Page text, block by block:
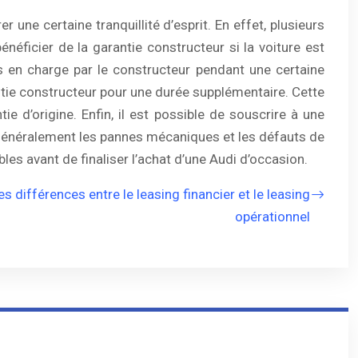
une certaine tranquillité d’esprit. En effet, plusieurs
de la garantie constructeur si la voiture est
charge par le constructeur pendant une certaine
constructeur pour une durée supplémentaire. Cette
d’origine. Enfin, il est possible de souscrire à une
les pannes mécaniques et les défauts de
avant de finaliser l’achat d’une Audi d’occasion.
différences entre le leasing financier et le leasing
opérationnel